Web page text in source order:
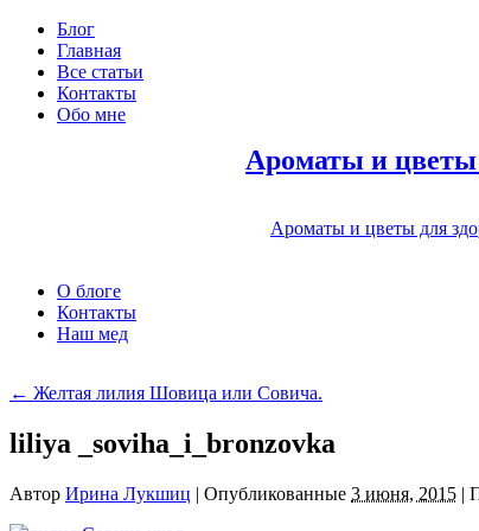
Блог
Главная
Все статьи
Контакты
Обо мне
Ароматы и цветы
Ароматы и цветы для
О блоге
Контакты
Наш мед
← Желтая лилия Шовица или Совича.
liliya _soviha_i_bronzovka
Автор Ирина Лукшиц | Опубликованные 3 июня, 2015 |